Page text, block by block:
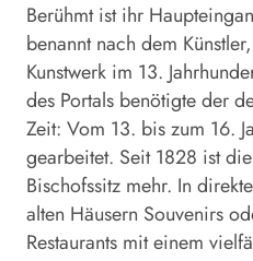
Berühmt ist ihr
benannt nach dem
Kunstwerk im 13.
des Portals benötigte der
Zeit: Vom 13. bis zum 16.
gearbeitet. Seit 1828 ist
Bischofssitz mehr. In
alten Häusern Souvenirs
Restaurants mit einem